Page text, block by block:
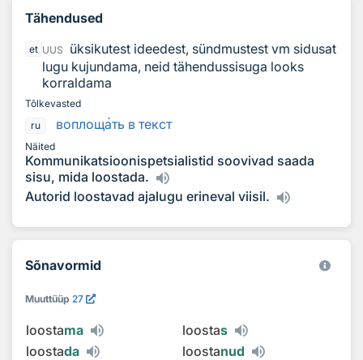
Tähendused
et UUS
üksikutest ideedest, sündmustest vm sidusat
lugu kujundama, neid tähendussisuga looks
korraldama
Tõlkevasted
ru
воплощать в текст
Näited
Kommunikatsioonispetsialistid soovivad saada
sisu, mida loostada.
Autorid loostavad ajalugu erineval viisil.
Sõnavormid
Muuttüüp 27
loostama loostas
loostada loostanud